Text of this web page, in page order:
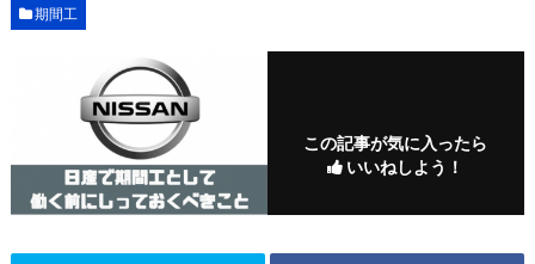
期間工
この記事が気に入ったら
いいねしよう！